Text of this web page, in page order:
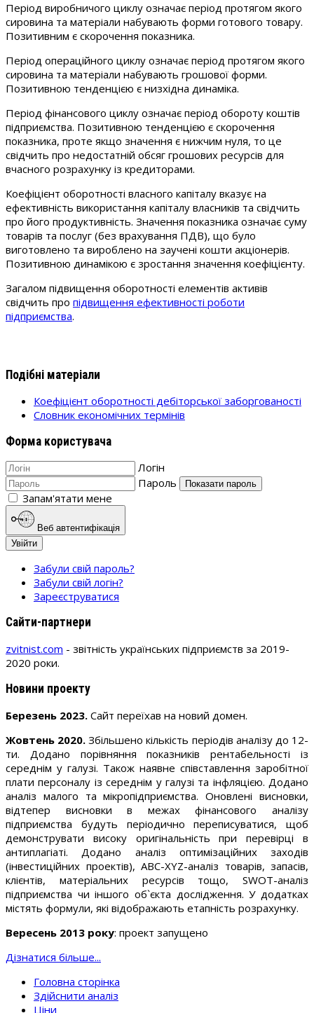
Період виробничого циклу означає період протягом якого
сировина та матеріали набувають форми готового товару.
Позитивним є скорочення показника.
Період операційного циклу означає період протягом якого
сировина та матеріали набувають грошової форми.
Позитивною тенденцією є низхідна динаміка.
Період фінансового циклу означає період обороту коштів
підприємства. Позитивною тенденцією є скорочення
показника, проте якщо значення є нижчим нуля, то це
свідчить про недостатній обсяг грошових ресурсів для
вчасного розрахунку із кредиторами.
Коефіцієнт оборотності власного капіталу вказує на
ефективність використання капіталу власників та свідчить
про його продуктивність. Значення показника означає суму
товарів та послуг (без врахування ПДВ), що було
виготовлено та вироблено на заучені кошти акціонерів.
Позитивною динамікою є зростання значення коефіцієнту.
Загалом підвищення оборотності елементів активів
свідчить про підвищення ефективності роботи
підприємства.
Подібні матеріали
Коефіцієнт оборотності дебіторської заборгованості
Словник економічних термінів
Форма користувача
Логін
Пароль
Показати пароль
Запам'ятати мене
Веб автентифікація
Увійти
Забули свій пароль?
Забули свій логін?
Зареєструватися
Сайти-партнери
zvitnist.com - звітність українських підприємств за 2019-
2020 роки.
Новини проекту
Березень 2023. Сайт переїхав на новий домен.
Жовтень 2020.Збільшено кількість періодів аналізу до 12-
ти. Додано порівняння показників рентабельності із
середнім у галузі. Також наявне співставлення заробітної
плати персоналу із середнім у галузі та інфляцією. Додано
аналіз малого та мікропідприємства. Оновлені висновки,
відтепер висновки в межах фінансового аналізу
підприємства будуть періодично переписуватися, щоб
демонструвати високу оригінальність при перевірці в
антиплагіаті. Додано аналіз оптимізаційних заходів
(інвестиційних проектів), ABC-XYZ-аналіз товарів, запасів,
клієнтів, матеріальних ресурсів тощо, SWOT-аналіз
підприємства чи іншого об`єкта дослідження. У додатках
містять формули, які відображають етапність розрахунку.
Вересень 2013 року: проект запущено
Дізнатися більше...
Головна сторінка
Здійснити аналіз
Ціни